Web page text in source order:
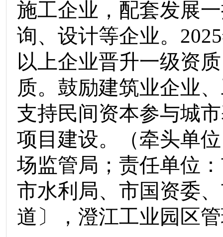
施工企业，配套发展
询、设计等企业。 2025
以上企业晋升一级资
质。鼓励建筑业企业
支持民间资本参与城
项目建设。
（牵头单
场监管局 ；责任单位：
市水利局、 市国资委、
道〕
， 澄江工业园区